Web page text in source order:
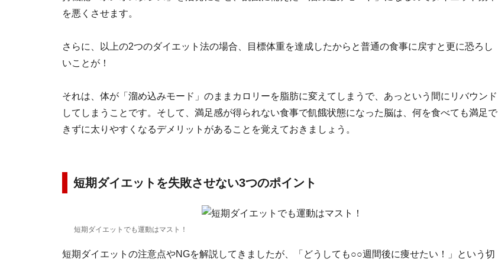
を悪くさせます。
さらに、以上の2つのダイエット法の場合、目標体重を達成したからと普通の食事に戻すと更に恐ろし
いことが！
それは、体が「溜め込みモード」のままカロリーを脂肪に変えてしまうで、あっという間にリバウンド
してしまうことです。そして、満足感が得られない食事で飢餓状態になった脳は、何を食べても満足で
きずに太りやすくなるデメリットがあることを覚えておきましょう。
短期ダイエットを失敗させない3つのポイント
短期ダイエットでも運動はマスト！
短期ダイエットの注意点やNGを解説してきましたが、「どうしても○○週間後に痩せたい！」という切